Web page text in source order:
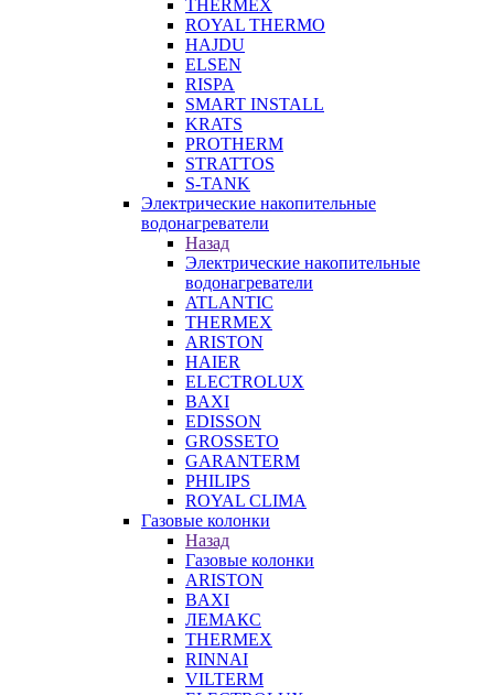
THERMEX
ROYAL THERMO
HAJDU
ELSEN
RISPA
SMART INSTALL
KRATS
PROTHERM
STRATTOS
S-TANK
Электрические накопительные
водонагреватели
Назад
Электрические накопительные
водонагреватели
ATLANTIC
THERMEX
ARISTON
HAIER
ELECTROLUX
BAXI
EDISSON
GROSSETO
GARANTERM
PHILIPS
ROYAL CLIMA
Газовые колонки
Назад
Газовые колонки
ARISTON
BAXI
ЛЕМАКС
THERMEX
RINNAI
VILTERM